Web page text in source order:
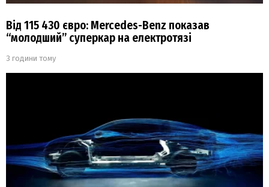
Від 115 430 євро: Mercedes-Benz показав
“молодший” суперкар на електротязі
3 години тому